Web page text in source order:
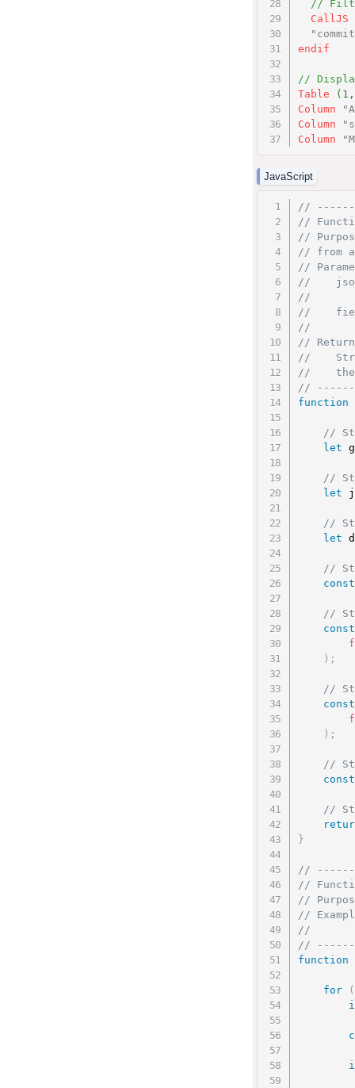
//
CallJS
endif
//
Table
Column
Column
Column
JavaScript
//
//
//
// from a
//
//
//
//
//
//
//
//    the
//
function
//
let
//
let
//
let
//
const
//
const
) ;
//
const
) ;
//
const
//
}
//
//
//
//
//
//
function
for (